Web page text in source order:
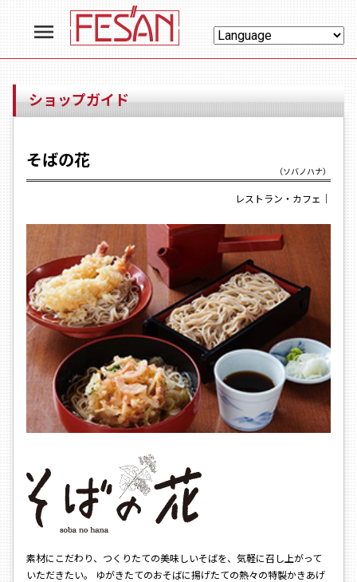
menu
ショップガイド
そばの花
（ソバノハナ）
レストラン・カフェ
素材にこだわり、つくりたての美味しいそばを、気軽に召し上がって
いただきたい。 ゆがきたてのおそばに揚げたての熱々の特製かきあげ